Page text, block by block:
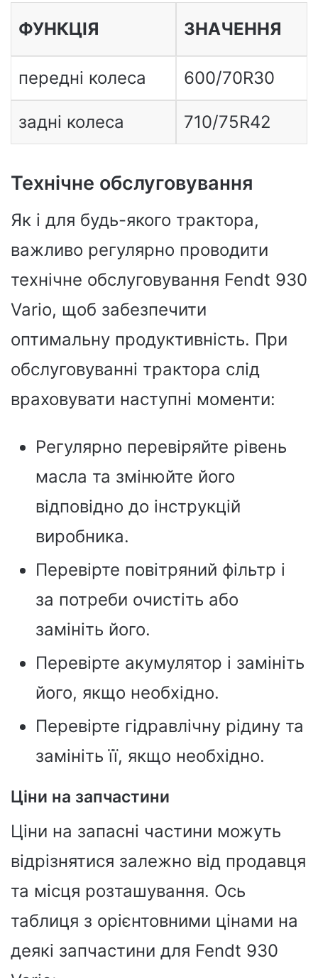
ФУНКЦІЯ ЗНАЧЕННЯ
передні колеса 600/70R30
задні колеса 710/75R42
Технічне обслуговування
Як і для будь-якого трактора,
важливо регулярно проводити
технічне обслуговування Fendt 930
Vario, щоб забезпечити
оптимальну продуктивність. При
обслуговуванні трактора слід
враховувати наступні моменти:
Регулярно перевіряйте рівень
масла та змінюйте його
відповідно до інструкцій
виробника.
Перевірте повітряний фільтр і
за потреби очистіть або
замініть його.
Перевірте акумулятор і замініть
його, якщо необхідно.
Перевірте гідравлічну рідину та
замініть її, якщо необхідно.
Ціни на запчастини
Ціни на запасні частини можуть
відрізнятися залежно від продавця
та місця розташування. Ось
таблиця з орієнтовними цінами на
деякі запчастини для Fendt 930